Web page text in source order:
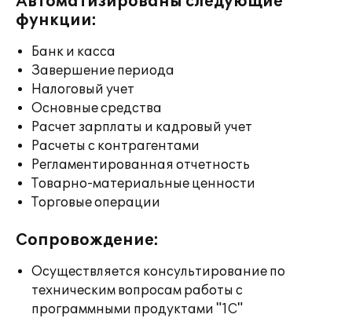
функции:
Банк и касса
Завершение периода
Налоговый учет
Основные средства
Расчет зарплаты и кадровый учет
Расчеты с контрагентами
Регламентированная отчетность
Товарно-материальные ценности
Торговые операции
Сопровождение:
Осуществляется консультирование по
техническим вопросам работы с
программными продуктами "1С"